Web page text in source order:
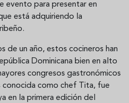
evento para presentar en
está adquiriendo la
de un año, estos cocineros han
Dominicana bien en alto
congresos gastronómicos
conocida como chef Tita, fue
en la primera edición del